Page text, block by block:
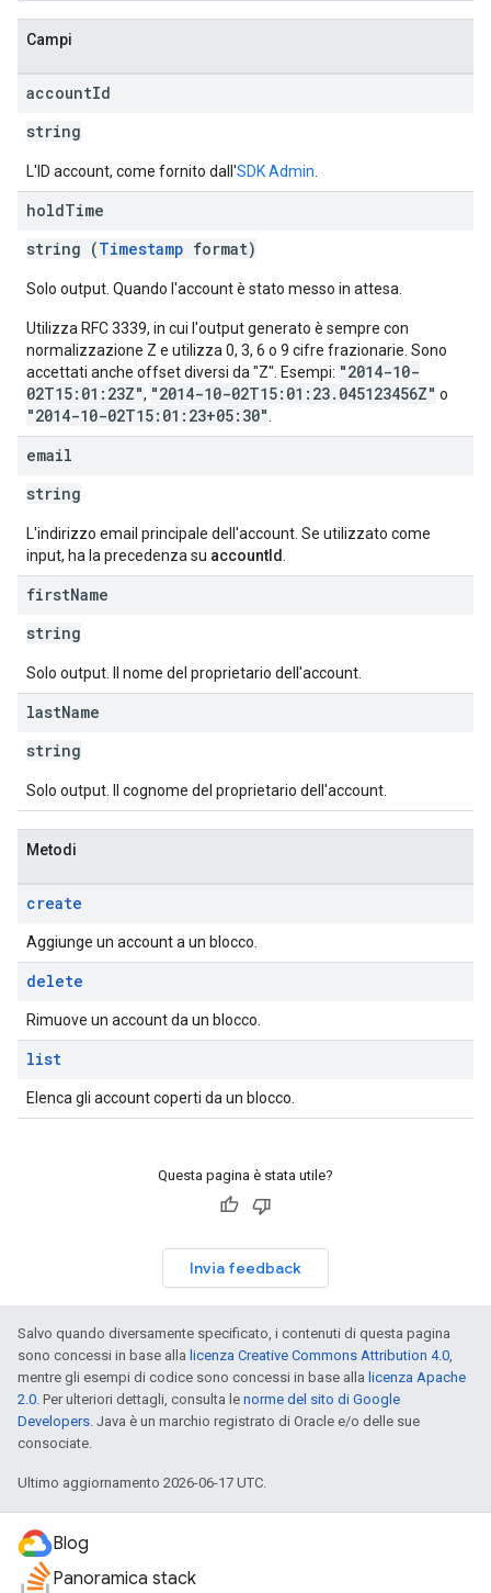
Campi
accountId
string
L'ID account, come fornito dall'SDK Admin
holdTime
string (Timestamp format)
Solo output. Quando l'account è stato messo in attesa.
Utilizza RFC 3339, in cui l'output generato è sempre con
normalizzazione Z e utilizza 0, 3, 6 o 9 cifre frazionarie. Sono
accettati anche offset diversi da "Z". Esempi: "2014-10-
02T15:01:23Z", "2014-10-02T15:01:23.045123456Z" o
"2014-10-02T15:01:23+05:30"
email
string
L'indirizzo email principale dell'account. Se utilizzato come
input, ha la precedenza su accountId
firstName
string
Solo output. Il nome del proprietario dell'account.
lastName
string
Solo output. Il cognome del proprietario dell'account.
Metodi
create
Aggiunge un account a un blocco.
delete
Rimuove un account da un blocco.
list
Elenca gli account coperti da un blocco.
Questa pagina è stata utile?
Invia feedback
Salvo quando diversamente specificato, i contenuti di questa pagina
sono concessi in base alla licenza Creative Commons Attribution 4.0,
mentre gli esempi di codice sono concessi in base alla licenza Apache
2.0. Per ulteriori dettagli, consulta le norme del sito di Google
Developers. Java è un marchio registrato di Oracle e/o delle sue
consociate.
Ultimo aggiornamento 2026-06-17 UTC.
Blog
Panoramica stack